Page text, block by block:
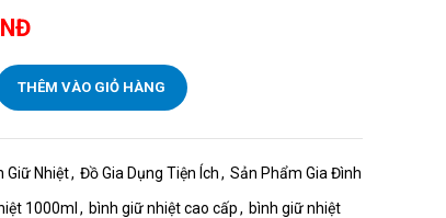
THÊM VÀO GIỎ HÀNG
Giữ Nhiệt, Đồ Gia Dụng Tiện Ích, Sản Phẩm Gia Đình
1000ml , bình giữ nhiệt cao cấp, bình giữ nhiệt